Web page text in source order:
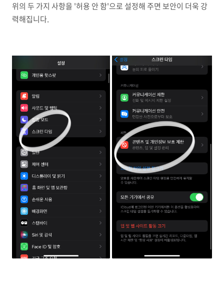
위의 두 가지 사항을 '허용 안 함'으로 설정해 주면 보안이 더욱 강
력해집니다.